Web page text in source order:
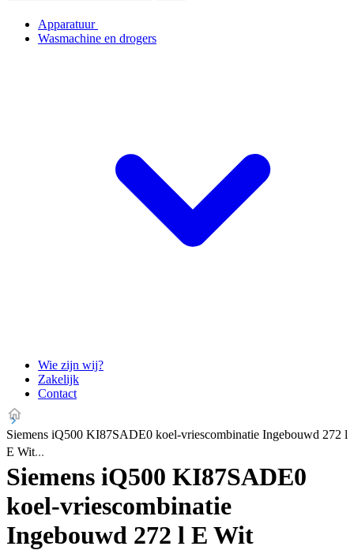
Apparatuur
Wasmachine en drogers
Wie zijn wij?
Zakelijk
Contact
Siemens iQ500 KI87SADE0 koel-vriescombinatie Ingebouwd 272 l
E Wit
Siemens iQ500 KI87SADE0
koel-vriescombinatie
Ingebouwd 272 l E Wit